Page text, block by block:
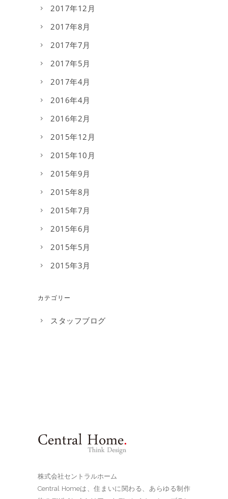
2017年12月
2017年8月
2017年7月
2017年5月
2017年4月
2016年4月
2016年2月
2015年12月
2015年10月
2015年9月
2015年8月
2015年7月
2015年6月
2015年5月
2015年3月
カテゴリー
スタッフブログ
株式会社セントラルホーム
Central Homeは、住まいに関わる、あらゆる制作